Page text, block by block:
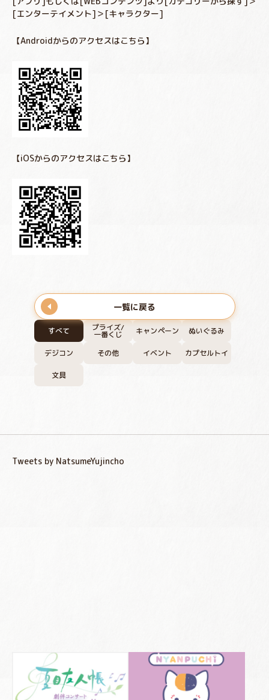
すべて プライズ/
一番くじ キャンペーン ぬいぐるみ
デジコン その他 イベント カプセルトイ
文具
[エンターテイメント]＞[キャラクター]
【Androidからのアクセスはこちら】
【iOSからのアクセスはこちら】
一覧に戻る
Tweets by NatsumeYujincho